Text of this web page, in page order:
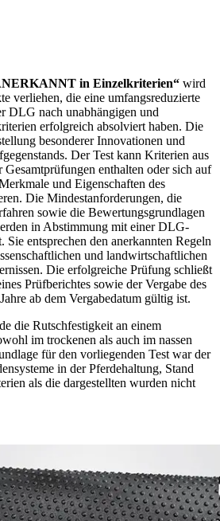
in Einzelkriterien“ wird
verliehen, die eine umfangsreduzierte
DLG nach unabhängigen und
erfolgreich absolviert haben. Die
besonderer Innovationen und
Der Test kann Kriterien aus
enthalten oder sich auf
und Eigenschaften des
Die Mindestanforderungen, die
sowie die Bewertungsgrundlagen
in Abstimmung mit einer DLG-
Sie entsprechen den anerkannten Regeln
und landwirtschaftlichen
Die erfolgreiche Prüfung schließt
Prüfberichtes sowie der Vergabe des
ab dem Vergabedatum gültig ist.
die Rutschfestigkeit an einem
im ­trockenen als auch im nassen
für den vorliegenden Test war der
in der Pferdehaltung, Stand
als die dargestellten wurden nicht